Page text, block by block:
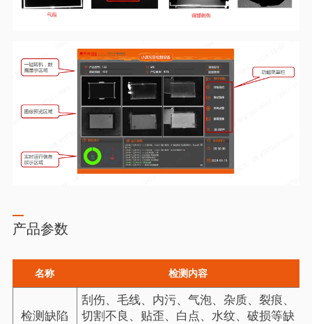
产品参数
名称 检测内容
检测缺陷
刮伤、毛线、内污、气泡、杂质、裂痕、
切割不良、贴歪、白点、水纹、破损等缺